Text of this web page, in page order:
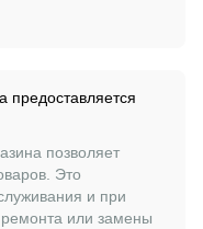
предоставляется
позволяет
Это
и при
ремонта или замены